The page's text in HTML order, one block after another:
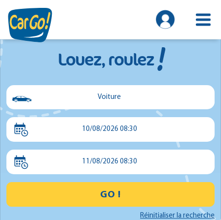
Louez, roulez!
Voiture
Voiture
10/08/2026 08:30
11/08/2026 08:30
GO !
Réinitialiser la recherche